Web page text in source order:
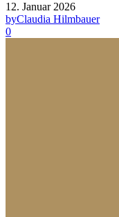
12. Januar 2026
byClaudia Hilmbauer
0